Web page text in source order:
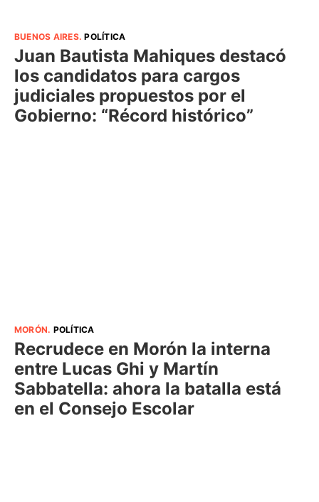
BUENOS AIRES.POLÍTICA
Juan Bautista Mahiques destacó
los candidatos para cargos
judiciales propuestos por el
Gobierno: “Récord histórico”
MORÓN. POLÍTICA
Recrudece en Morón la interna
entre Lucas Ghi y Martín
Sabbatella: ahora la batalla está
en el Consejo Escolar